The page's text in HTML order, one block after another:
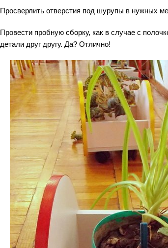
Просверлить отверстия под шурупы в нужных
Провести пробную сборку, как в случае с
детали друг другу. Да? Отлично!